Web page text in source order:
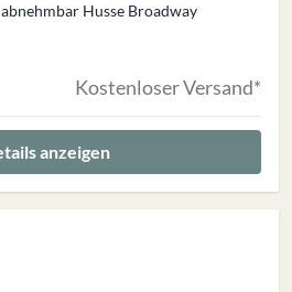
Husse Broadway
Kostenloser Versand*
anzeigen